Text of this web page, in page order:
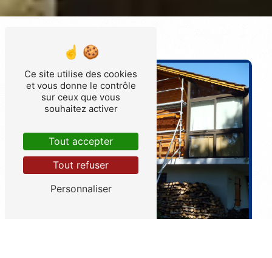
Ce site utilise des cookies
et vous donne le contrôle
sur ceux que vous
souhaitez activer
Tout accepter
Tout refuser
Personnaliser